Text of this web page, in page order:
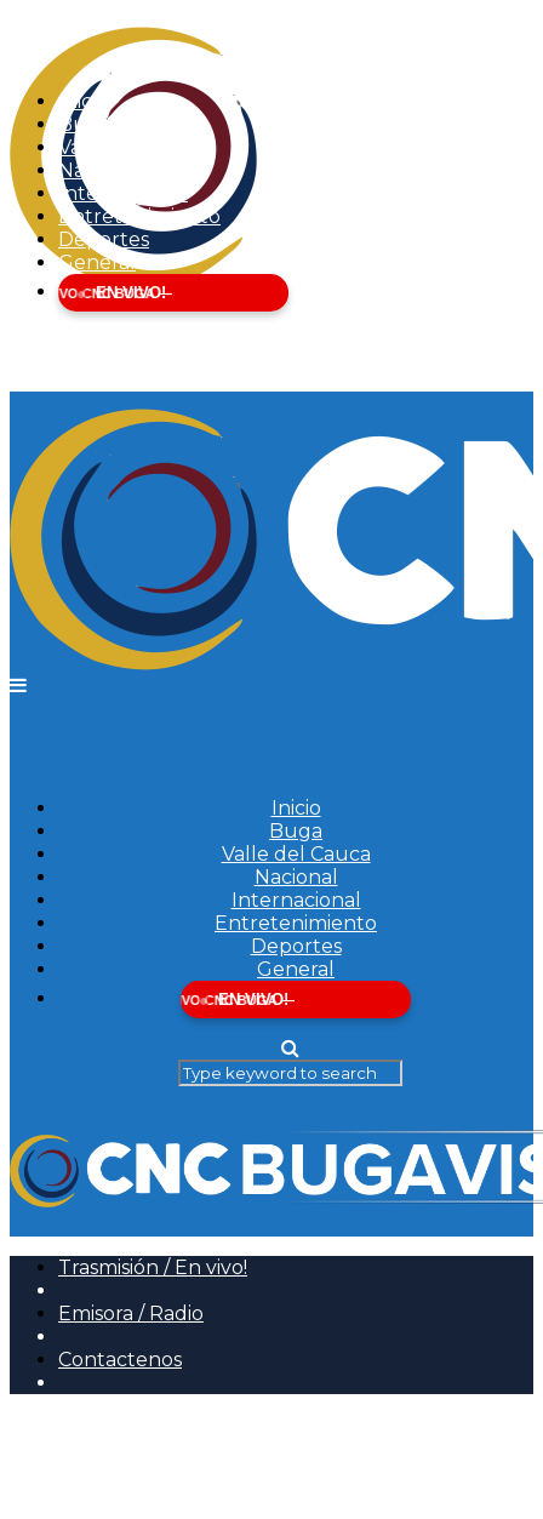
Inicio
Buga
Valle del Cauca
Nacional
Internacional
Entretenimiento
Deportes
General
EN VIVO!
Inicio
Buga
Valle del Cauca
Nacional
Internacional
Entretenimiento
Deportes
General
EN VIVO!
Trasmisión / En vivo!
Emisora / Radio
Contactenos